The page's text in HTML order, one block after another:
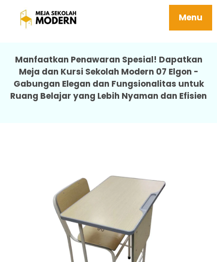
Menu
Tempat Jual Meja Kursi Siswa Berkualitas
Tidak Mudah Rusak 07 Elgon
Manfaatkan Penawaran Spesial! Dapatkan
Meja dan Kursi Sekolah Modern 07 Elgon -
Gabungan Elegan dan Fungsionalitas untuk
Ruang Belajar yang Lebih Nyaman dan Efisien